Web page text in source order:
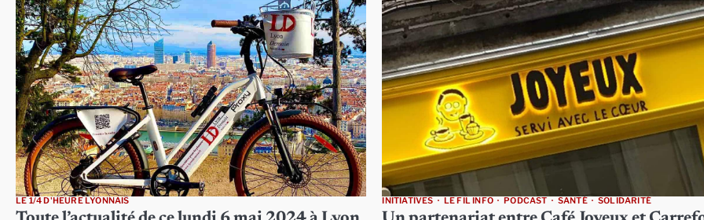
LE 1/4 D'HEURE LYONNAIS INITIATIVES LE FIL INFO PODCAST SANTÉ SOLIDARITÉ